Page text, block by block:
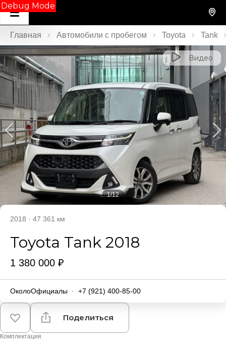
Debug Mode
Главная Автомобили с пробегом Toyota Tank
1/12
Видео
2018 · 47 361 км
Toyota Tank 2018
1 380 000 ₽
ОколоОфициалы · +7 (921) 400-85-00
Поделиться
Комплектация